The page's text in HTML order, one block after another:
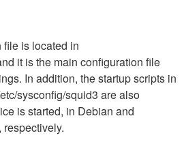
is located in
it is the main configuration file
In addition, the startup scripts in
sysconfig/squid3 are also
is started, in Debian and